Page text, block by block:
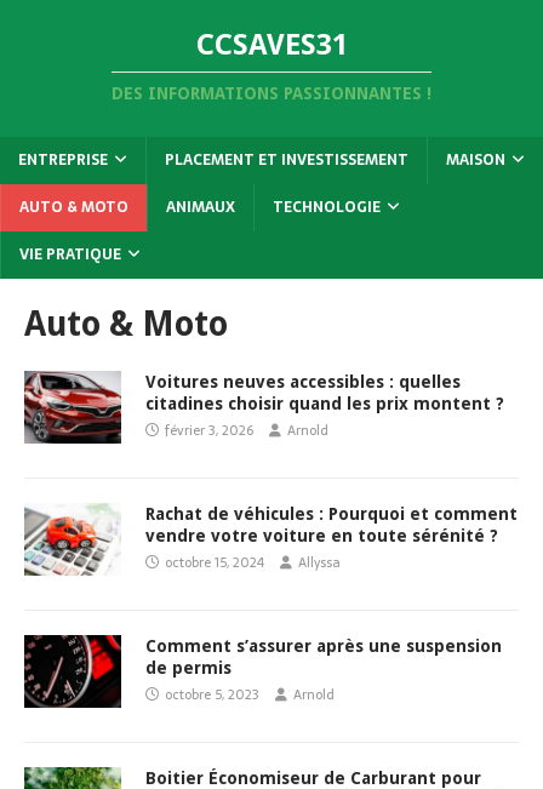
CCSAVES31
DES INFORMATIONS PASSIONNANTES !
ENTREPRISE PLACEMENT ET INVESTISSEMENT
MAISON
AUTO & MOTO
ANIMAUX
TECHNOLOGIE
VIE PRATIQUE
Auto & Moto
Voitures neuves accessibles : quelles
citadines choisir quand les prix montent ?
février 3, 2026 Arnold
Rachat de véhicules : Pourquoi et comment
vendre votre voiture en toute sérénité ?
octobre 15, 2024 Allyssa
Comment s’assurer après une suspension
de permis
octobre 5, 2023 Arnold
Boitier Économiseur de Carburant pour